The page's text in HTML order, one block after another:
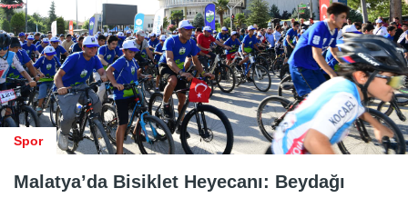
Spor
Malatya’da Bisiklet Heyecanı: Beydağı